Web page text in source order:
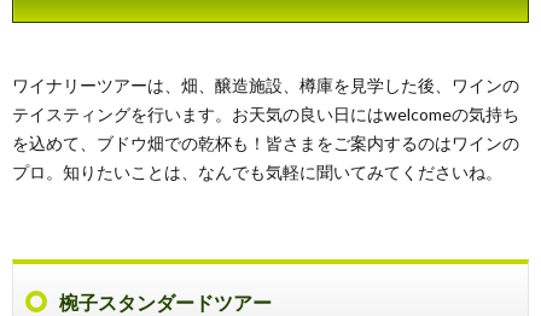
ワイナリーツアーは、畑、醸造施設、樽庫を見学した後、ワインの
テイスティングを行います。お天気の良い日にはwelcomeの気持ち
を込めて、ブドウ畑での乾杯も！皆さまをご案内するのはワインの
プロ。知りたいことは、なんでも気軽に聞いてみてくださいね。
椀子スタンダードツアー